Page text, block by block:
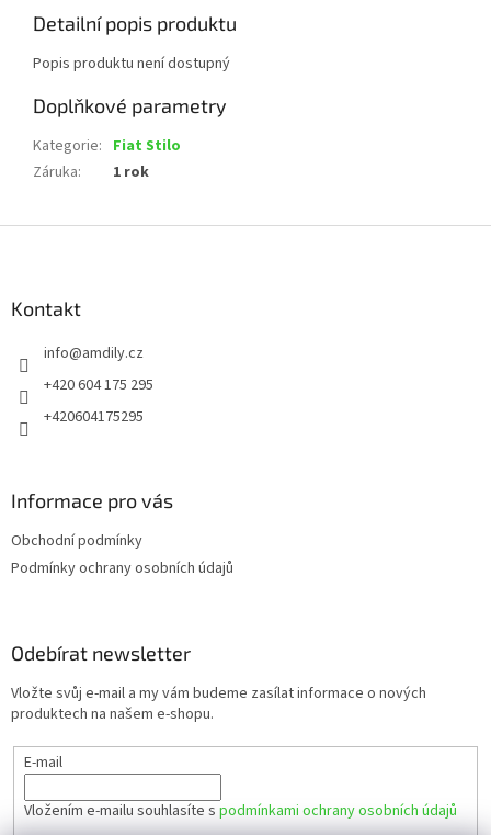
Detailní popis produktu
Popis produktu není dostupný
Doplňkové parametry
Kategorie: Fiat Stilo
Záruka: 1 rok
Kontakt
info@amdily.cz
+420 604 175 295
+420604175295
Informace pro vás
Obchodní podmínky
Podmínky ochrany osobních údajů
Odebírat newsletter
Vložte svůj e-mail a my vám budeme zasílat informace o nových
produktech na našem e-shopu.
E-mail
Vložením e-mailu souhlasíte s podmínkami ochrany osobních údajů